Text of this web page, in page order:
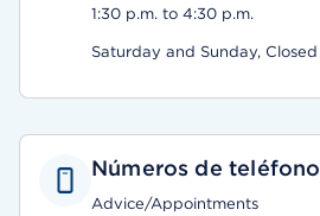
1:30 p.m. to 4:30 p.m.
Saturday and Sunday, Closed
Números de teléfono
Advice/Appointments